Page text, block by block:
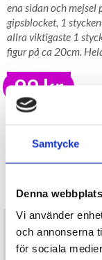
Samtycke
Denna
Vi använder
och annonserna
för sociala
ena sidan och mejsel
gipsblocket, 1
allra viktigaste 1
figur på ca 20cm.
99 kr
BEVAKA
Preliminärt åter i
Bli din egen
spännande
pensel för att fint